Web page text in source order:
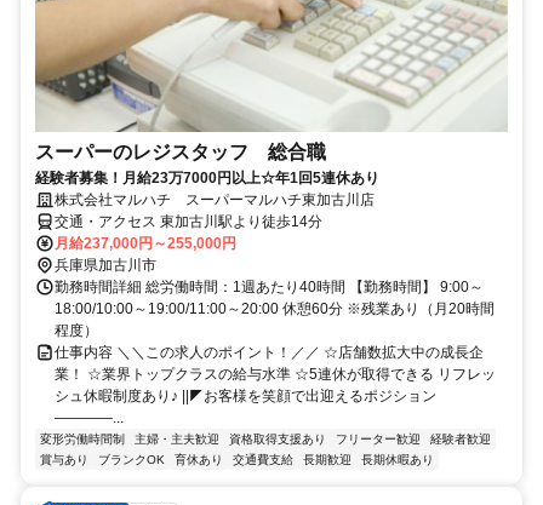
スーパーのレジスタッフ 総合職
経験者募集！月給23万7000円以上☆年1回5連休あり
株式会社マルハチ スーパーマルハチ東加古川店
交通・アクセス 東加古川駅より徒歩14分
月給237,000円～255,000円
兵庫県加古川市
勤務時間詳細 総労働時間：1週あたり40時間 【勤務時間】 9:00～
18:00/10:00～19:00/11:00～20:00 休憩60分 ※残業あり（月20時間
程度）
仕事内容 ＼＼この求人のポイント！／／ ☆店舗数拡大中の成長企
業！ ☆業界トップクラスの給与水準 ☆5連休が取得できる リフレッ
シュ休暇制度あり♪ ||◤お客様を笑顔で出迎えるポジション
――――...
変形労働時間制 主婦・主夫歓迎 資格取得支援あり フリーター歓迎
経験者歓迎
賞与あり
ブランクOK 育休あり 交通費支給 長期歓迎 長期休暇あり